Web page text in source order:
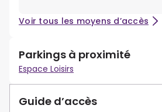
Voir tous les moyens d’accès
Parkings à proximité
Espace Loisirs
Guide d’accès